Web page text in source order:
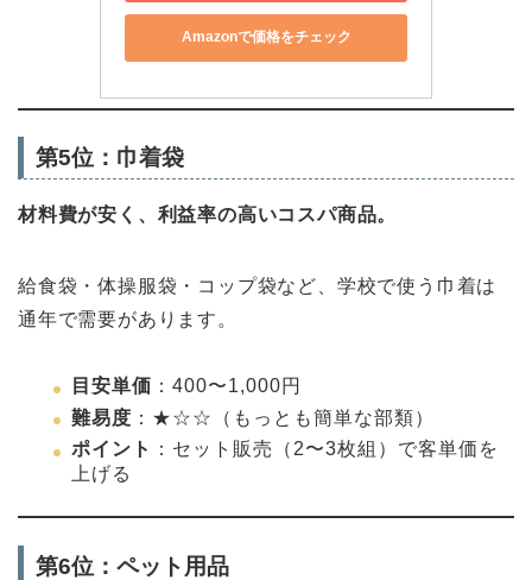
Amazonで価格をチェック
第5位：巾着袋
材料費が安く、利益率の高いコスパ商品。
給食袋・体操服袋・コップ袋など、学校で使う巾着は
通年で需要があります。
目安単価 ：400〜1,000円
難易度 ：★☆☆（もっとも簡単な部類）
ポイント
：セット販売（2〜3枚組）で客単価を
上げる
第6位：ペット用品